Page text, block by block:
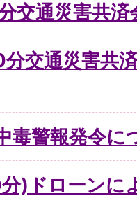
交通災害共
交通災害共
毒警報発令に
)ドローンに